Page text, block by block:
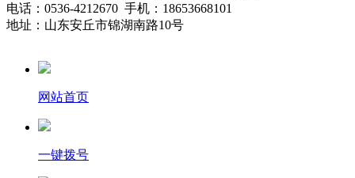
电话：0536-4212670 手机：18653668101
地址：山东安丘市锦湖南路10号
网站首页
一键拨号